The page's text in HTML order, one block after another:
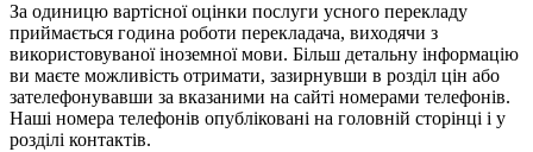
За одиницю вартісної оцінки послуги усного перекладу
приймається година роботи перекладача, виходячи з
використовуваної іноземної мови. Більш детальну інформацію
ви маєте можливість отримати, зазирнувши в розділ цін або
зателефонувавши за вказаними на сайті номерами телефонів.
Наші номера телефонів опубліковані на головній сторінці і у
розділі контактів.